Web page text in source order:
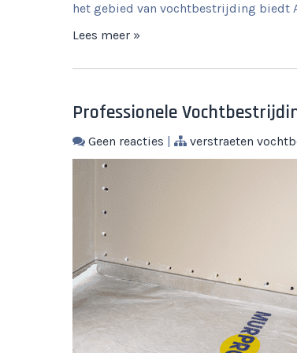
het gebied van vochtbestrijding biedt
Lees meer »
Professionele
Geen reacties | verstraeten